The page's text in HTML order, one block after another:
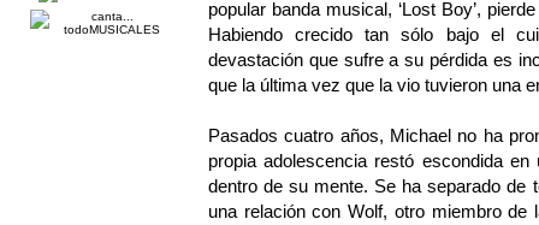
popular banda musical, ‘Lost Boy’,
Habiendo crecido tan sólo bajo el
devastación que sufre a su pérdida es
que la última vez que la vio tuvieron una
Pasados cuatro años, Michael no ha
propia adolescencia restó escondida
dentro de su mente. Se ha separado de
una relación con Wolf, otro miembro